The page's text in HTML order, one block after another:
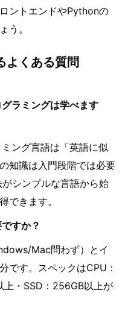
ントエンドやPythonの
う。
よくある質問
ラミングは学べます
ング言語は「英語に似
知識は入門段階では必要
シンプルな言語から始
できます。
すか？
Mac問わず）とイ
です。スペックはCPU：
・SSD：256GB以上が